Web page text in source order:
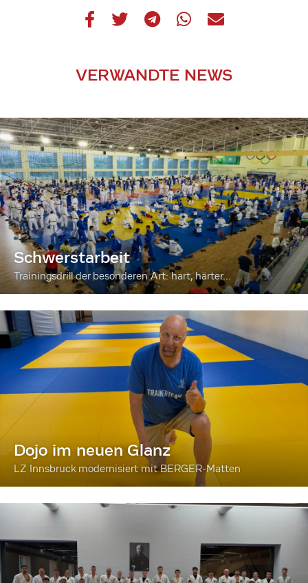
VERWANDTE NEWS
Schwerstarbeit
Trainingsdrill der besonderen Art: hart, härter...
Dojo im neuen Glanz
LZ Innsbruck modernisiert mit BERGER-Matten